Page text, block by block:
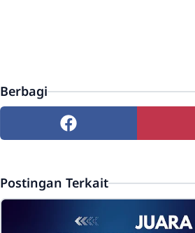
Berbagi
Postingan Terkait